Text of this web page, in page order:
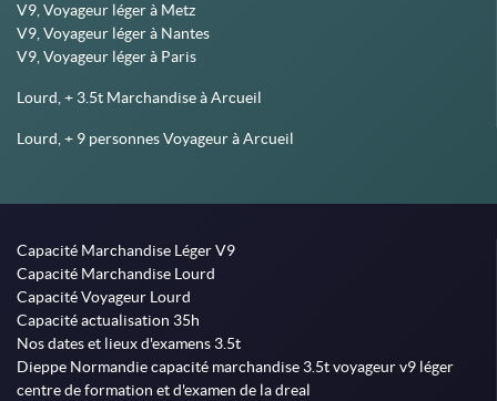
V9, Voyageur léger à Metz
V9, Voyageur léger à Nantes
V9, Voyageur léger à Paris
Lourd, + 3.5t Marchandise à Arcueil
Lourd, + 9 personnes Voyageur à Arcueil
Capacité Marchandise Léger V9
Capacité Marchandise Lourd
Capacité Voyageur Lourd
Capacité actualisation 35h
Nos dates et lieux d'examens 3.5t
Dieppe Normandie capacité marchandise 3.5t voyageur v9 léger
centre de formation et d'examen de la dreal